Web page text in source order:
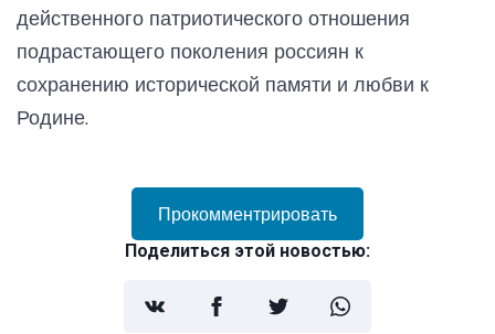
действенного патриотического отношения
подрастающего поколения россиян к
сохранению исторической памяти и любви к
Родине.
Прокомментрировать
Поделиться этой новостью: